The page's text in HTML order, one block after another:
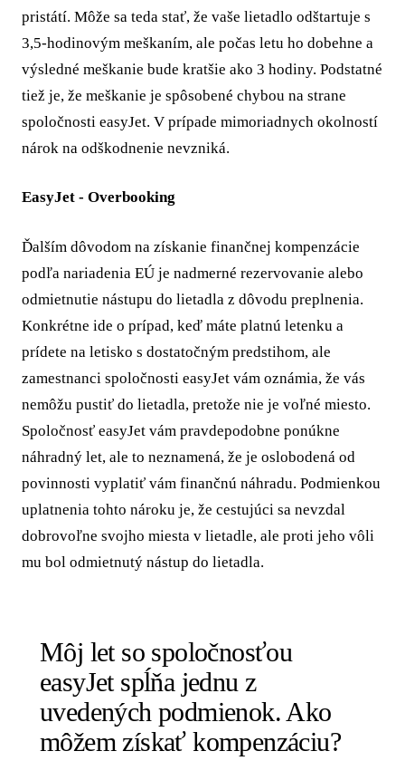
pristátí. Môže sa teda stať, že vaše lietadlo odštartuje s
3,5-hodinovým meškaním, ale počas letu ho dobehne a
výsledné meškanie bude kratšie ako 3 hodiny. Podstatné
tiež je, že meškanie je spôsobené chybou na strane
spoločnosti easyJet. V prípade mimoriadnych okolností
nárok na odškodnenie nevzniká.
EasyJet - Overbooking
Ďalším dôvodom na získanie finančnej kompenzácie
podľa nariadenia EÚ je nadmerné rezervovanie alebo
odmietnutie nástupu do lietadla z dôvodu preplnenia.
Konkrétne ide o prípad, keď máte platnú letenku a
prídete na letisko s dostatočným predstihom, ale
zamestnanci spoločnosti easyJet vám oznámia, že vás
nemôžu pustiť do lietadla, pretože nie je voľné miesto.
Spoločnosť easyJet vám pravdepodobne ponúkne
náhradný let, ale to neznamená, že je oslobodená od
povinnosti vyplatiť vám finančnú náhradu. Podmienkou
uplatnenia tohto nároku je, že cestujúci sa nevzdal
dobrovoľne svojho miesta v lietadle, ale proti jeho vôli
mu bol odmietnutý nástup do lietadla.
Môj let so spoločnosťou
easyJet spĺňa jednu z
uvedených podmienok. Ako
môžem získať kompenzáciu?